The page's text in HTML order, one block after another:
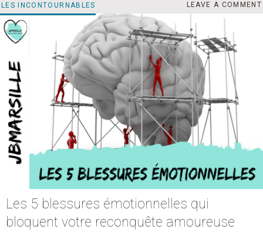
CATEGORIES
LES INCONTOURNABLES LEAVE A COMMENT
Les 5 blessures émotionnelles qui
bloquent votre reconquête amoureuse